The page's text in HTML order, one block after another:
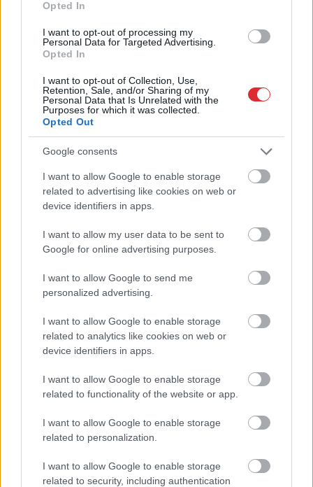
Opted In
I want to opt-out of processing my
Personal Data for Targeted Advertising.
Opted In
I want to opt-out of Collection, Use,
Retention, Sale, and/or Sharing of my
Personal Data that Is Unrelated with the
Purposes for which it was collected.
Opted Out
Google consents
I want to allow Google to enable storage
related to advertising like cookies on web or
device identifiers in apps.
I want to allow my user data to be sent to
Google for online advertising purposes.
I want to allow Google to send me
personalized advertising.
I want to allow Google to enable storage
related to analytics like cookies on web or
device identifiers in apps.
I want to allow Google to enable storage
related to functionality of the website or app.
I want to allow Google to enable storage
related to personalization.
I want to allow Google to enable storage
related to security, including authentication
Biļetemaksā 89 eiro,
pircēju pārsteidz trīs
obligātas komisijas
maksas
visu, lai Latvija būtu
gatava jebkuram
scenārijam
Šajās Eiropas pilsētās
nopirkt 70 kvadrātmetru
lielu dzīvokli ir gandrīz
nereāli – situācija arvien
pasliktinās
Atcelt Ziņot